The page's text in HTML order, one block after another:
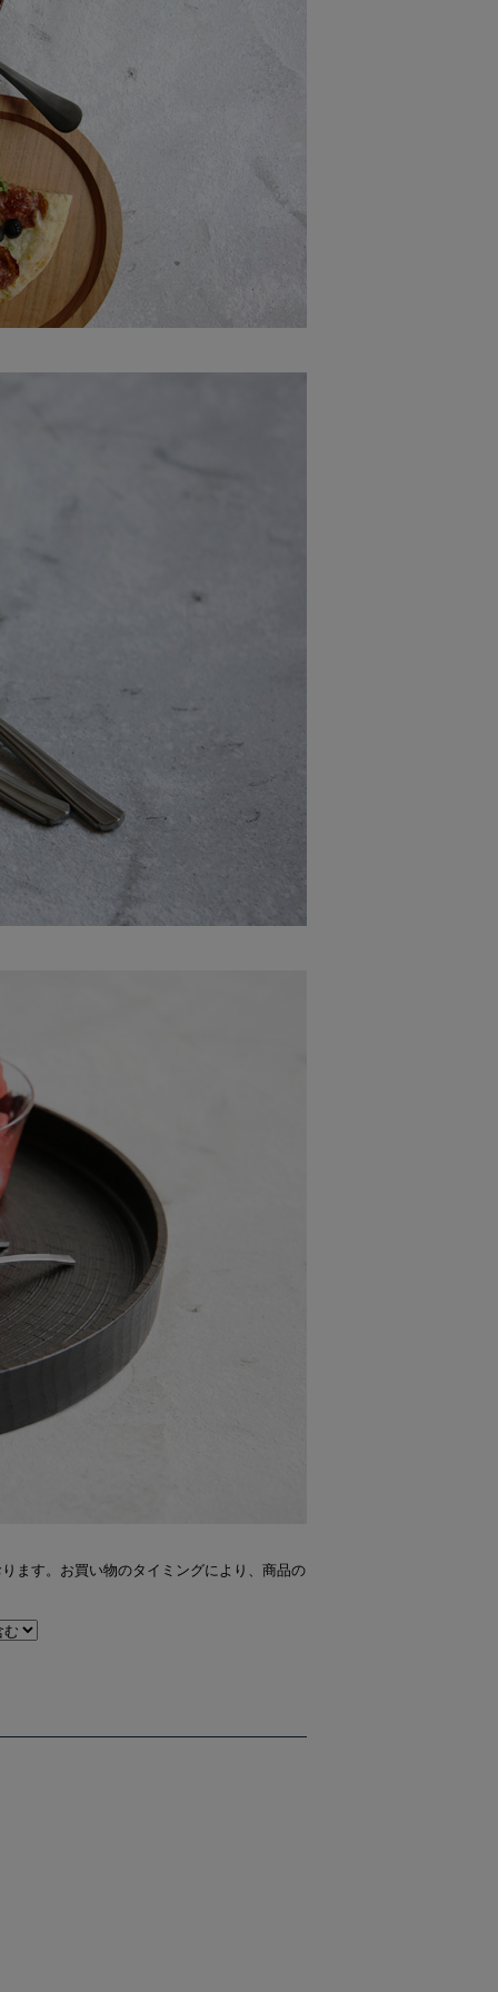
ます。お買い物のタイミングにより、商品の